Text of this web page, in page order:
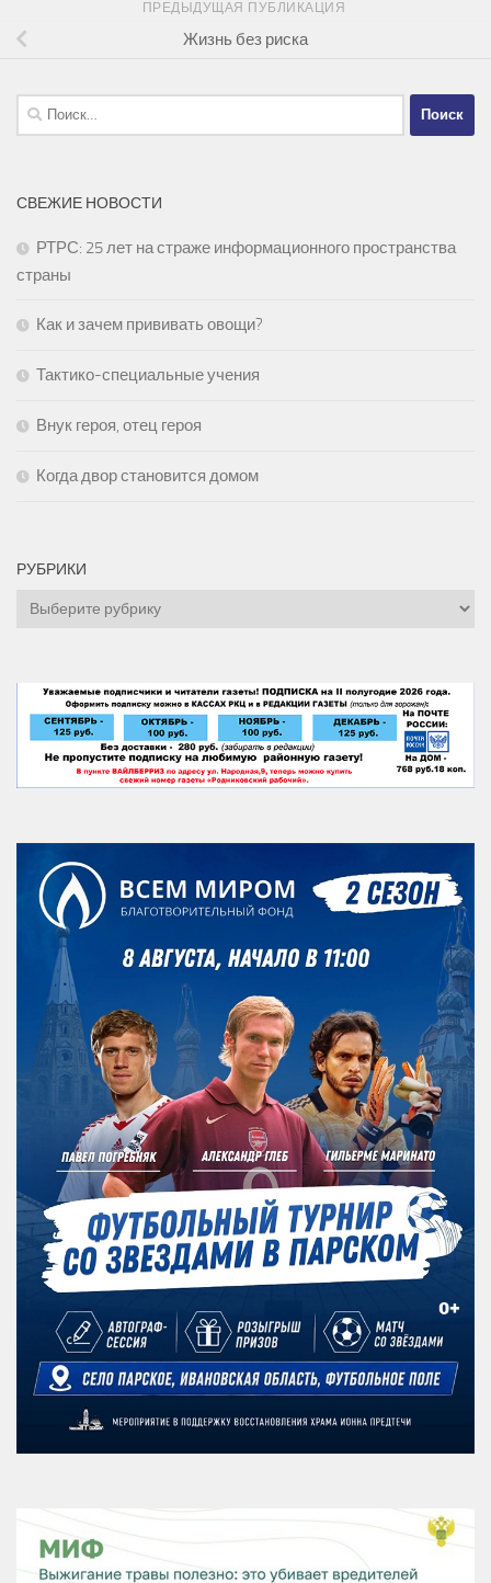
ПРЕДЫДУЩАЯ ПУБЛИКАЦИЯ
Жизнь без риска
Найти:
СВЕЖИЕ НОВОСТИ
РТРС: 25 лет на страже информационного пространства
страны
Как и зачем прививать овощи?
Тактико-специальные учения
Внук героя, отец героя
Когда двор становится домом
РУБРИКИ
Рубрики